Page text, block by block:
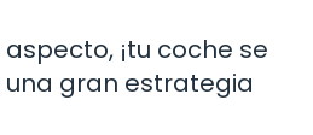
¡tu coche se
gran estrategia